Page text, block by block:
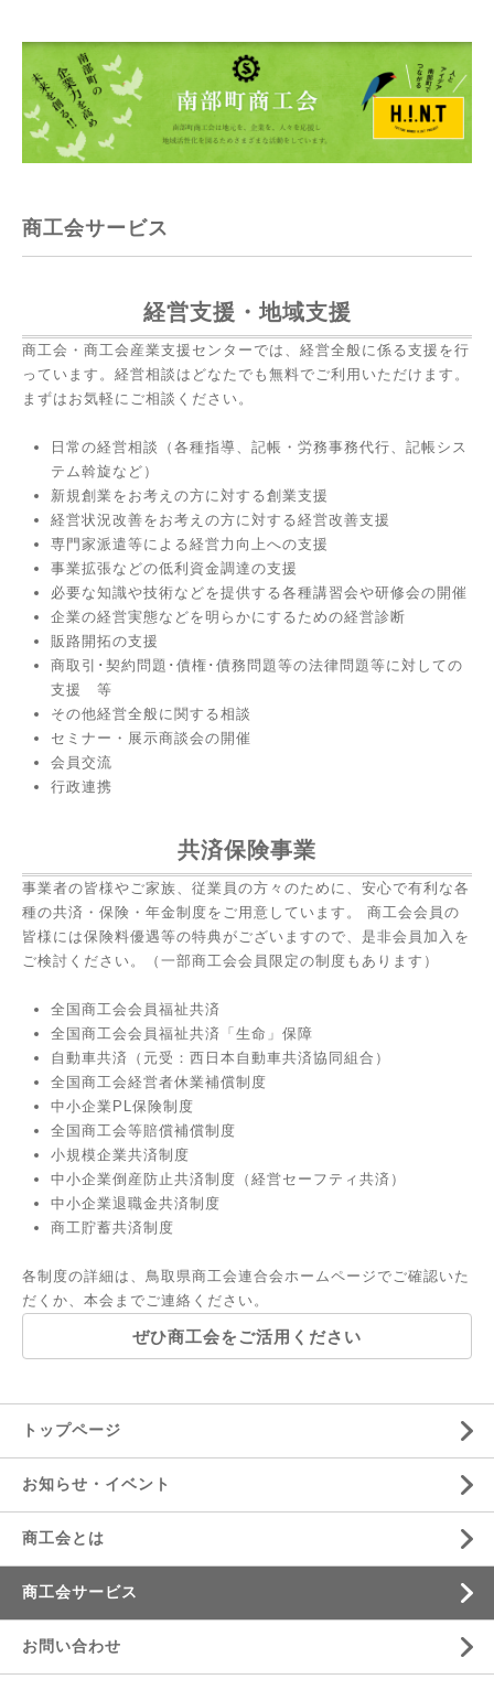
商工会サービス
経営支援・地域支援
商工会・商工会産業支援センターでは、経営全般に係る支援を行
っています。経営相談はどなたでも無料でご利用いただけます。
まずはお気軽にご相談ください。
日常の経営相談（各種指導、記帳・労務事務代行、記帳シス
テム斡旋など）
新規創業をお考えの方に対する創業支援
経営状況改善をお考えの方に対する経営改善支援
専門家派遣等による経営力向上への支援
事業拡張などの低利資金調達の支援
必要な知識や技術などを提供する各種講習会や研修会の開催
企業の経営実態などを明らかにするための経営診断
販路開拓の支援
商取引･契約問題･債権･債務問題等の法律問題等に対しての
支援 等
その他経営全般に関する相談
セミナー・展示商談会の開催
会員交流
行政連携
共済保険事業
事業者の皆様やご家族、従業員の方々のために、安心で有利な各
種の共済・保険・年金制度をご用意しています。 商工会会員の
皆様には保険料優遇等の特典がございますので、是非会員加入を
ご検討ください。（一部商工会会員限定の制度もあります）
全国商工会会員福祉共済
全国商工会会員福祉共済「生命」保障
自動車共済（元受：西日本自動車共済協同組合）
全国商工会経営者休業補償制度
中小企業PL保険制度
全国商工会等賠償補償制度
小規模企業共済制度
中小企業倒産防止共済制度（経営セーフティ共済）
中小企業退職金共済制度
商工貯蓄共済制度
各制度の詳細は、 鳥取県商工会連合会ホームページ でご確認いた
だくか、本会までご連絡ください。
ぜひ商工会をご活用ください
トップページ
お知らせ・イベント
商工会とは
商工会サービス
お問い合わせ